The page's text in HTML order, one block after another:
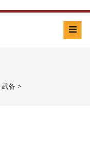
武备 >